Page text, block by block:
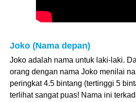
Joko (Nama depan)
Joko adalah nama untuk laki-laki.
orang dengan nama Joko menilai
peringkat 4.5 bintang (tertinggi 5
terlihat sangat puas! Nama ini